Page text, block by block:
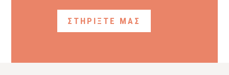
ΣΤΗΡΙΞΤΕ ΜΑΣ